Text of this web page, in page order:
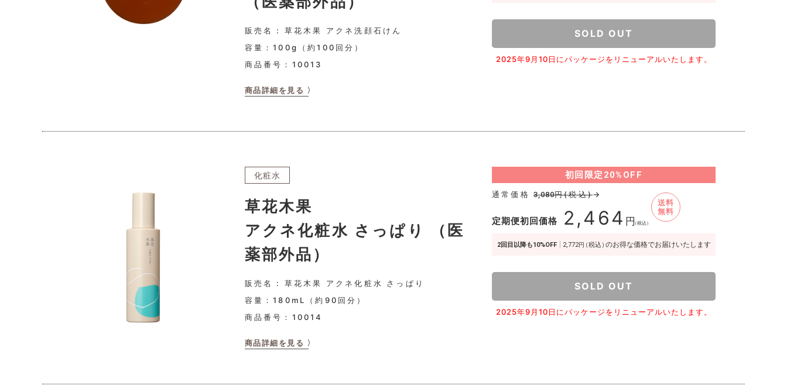
販売名 : 草花木果 アクネ洗顔石けん
容量：100g（約100回分）
商品番号： 10013
商品詳細を見る 〉
SOLD OUT
2025年9月10日にパッケージをリニューアルいたします。
化粧水
草花木果
アクネ化粧水 さっぱり （医
薬部外品）
販売名 : 草花木果 アクネ化粧水 さっぱり
容量：180mL（約90回分）
商品番号： 10014
商品詳細を見る 〉
初回限定 20%OFF
通常価格 3,080円(税込)→
定期便初回価格 2,464 円（税込）
送料
無料
2回目以降も10%OFF 2,772円（税込）のお得な価格でお届けいたします
SOLD OUT
2025年9月10日にパッケージをリニューアルいたします。